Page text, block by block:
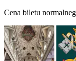
Cena biletu